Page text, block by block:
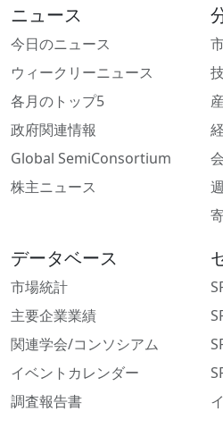
ニュース
今日のニュース
ウィークリーニュース
各月のトップ5
政府関連情報
Global SemiConsortium
株主ニュース
データベース
市場統計
主要企業業績
関連学会/コンソシアム
イベントカレンダー
調査報告書